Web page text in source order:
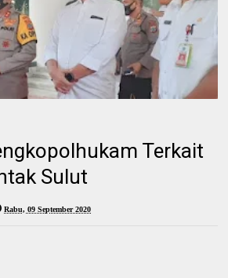
Terkait
Sulut
Rabu, 09 September 2020